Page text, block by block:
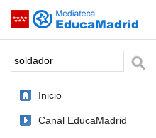
Saltar navegación
Palabra o frase:
Inicio
Canal EducaMadrid